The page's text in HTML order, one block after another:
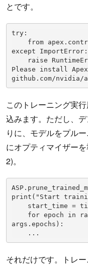
とです。
try:
except ImportError:
Please install
github.com/nvidia/
このトレーニング実
込みます。ただし、
りに、モデルをプル
にオプティマイザー
2)。
print("Start
args.epochs):
    ...
それだけです。トレ